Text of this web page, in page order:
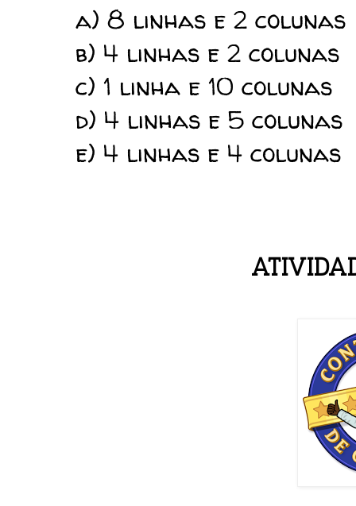
a) 8 linhas e 2 colunas
b) 4 linhas e 2 colunas
c) 1 linha e 10 colunas
d) 4 linhas e 5 colunas
e) 4 linhas e 4 colunas